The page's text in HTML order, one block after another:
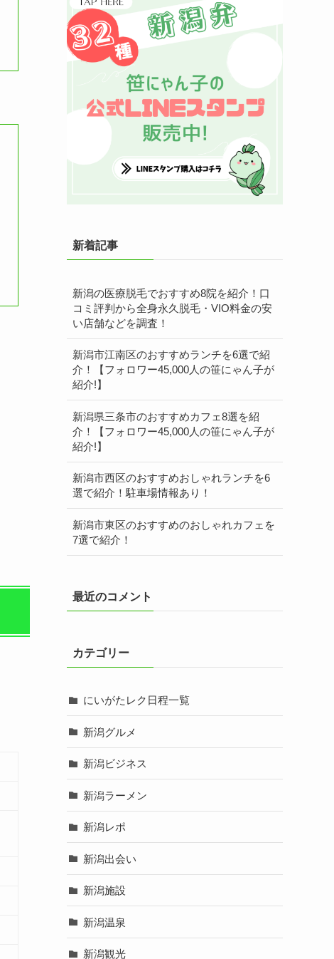
新着記事
新潟の医療脱毛でおすすめ8院を紹介！口
コミ評判から全身永久脱毛・VIO料金の安
い店舗などを調査！
新潟市江南区のおすすめランチを6選で紹
介！【フォロワー45,000人の笹にゃん子が
紹介!】
新潟県三条市のおすすめカフェ8選を紹
介！【フォロワー45,000人の笹にゃん子が
紹介!】
新潟市西区のおすすめおしゃれランチを6
選で紹介！駐車場情報あり！
新潟市東区のおすすめのおしゃれカフェを
7選で紹介！
最近のコメント
カテゴリー
にいがたレク日程一覧
新潟グルメ
新潟ビジネス
新潟ラーメン
新潟レポ
新潟出会い
新潟施設
新潟温泉
新潟観光